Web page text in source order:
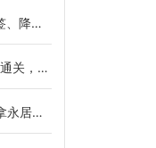
服务
截遣返
步到位